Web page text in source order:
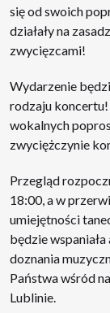
się od swoich
działały na
zwycięzcami!
Wydarzenie
rodzaju
wokalnych
zwyciężczynie
Przegląd
18:00, a w
umiejętności
będzie
doznania
Państwa wśród
Lublinie.